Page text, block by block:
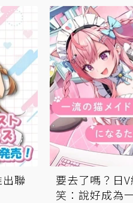
聯
要去了嗎？日
笑：說好成為